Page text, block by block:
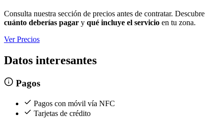
Consulta nuestra sección de precios antes de contratar. Descubre
cuánto deberías pagar y qué incluye el servicio en tu zona.
Ver Precios
Datos interesantes
Pagos
Pagos con móvil vía NFC
Tarjetas de crédito